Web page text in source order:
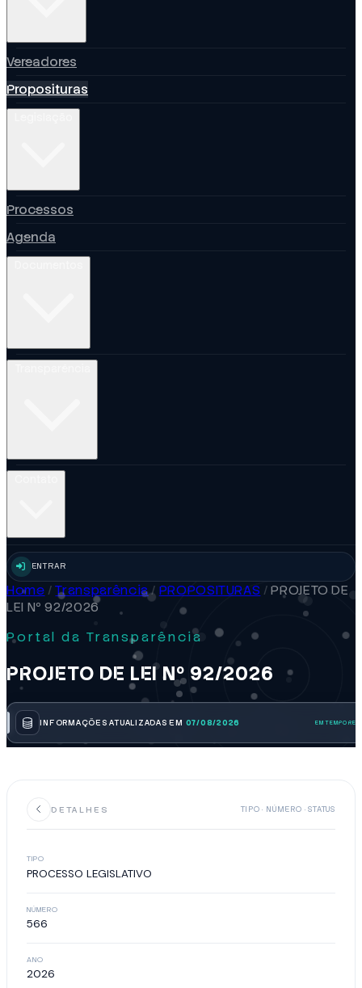
Vereadores
Proposituras
Processos
Agenda
ENTRAR
Home / Transparência/ PROPOSITURAS / PROJETO DE
LEI Nº 92/2026
Portal da Transparência
PROJETO DE LEI Nº 92/2026
INFORMAÇÕES ATUALIZADAS EM 07/08/2026
DETALHES TIPO · NÚMERO · STATUS
TIPO
PROCESSO LEGISLATIVO
NÚMERO
566
ANO
2026